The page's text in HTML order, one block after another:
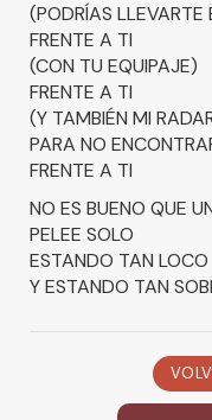
(PODRÍAS LLEVARTE
FRENTE A TI
(CON TU EQUIPAJE)
FRENTE A TI
(Y TAMBIÉN MI
PARA NO
FRENTE A TI
NO ES BUENO QUE
PELEE SOLO
ESTANDO TAN LOCO
Y ESTANDO TAN